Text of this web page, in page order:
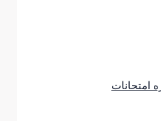
امتحانات